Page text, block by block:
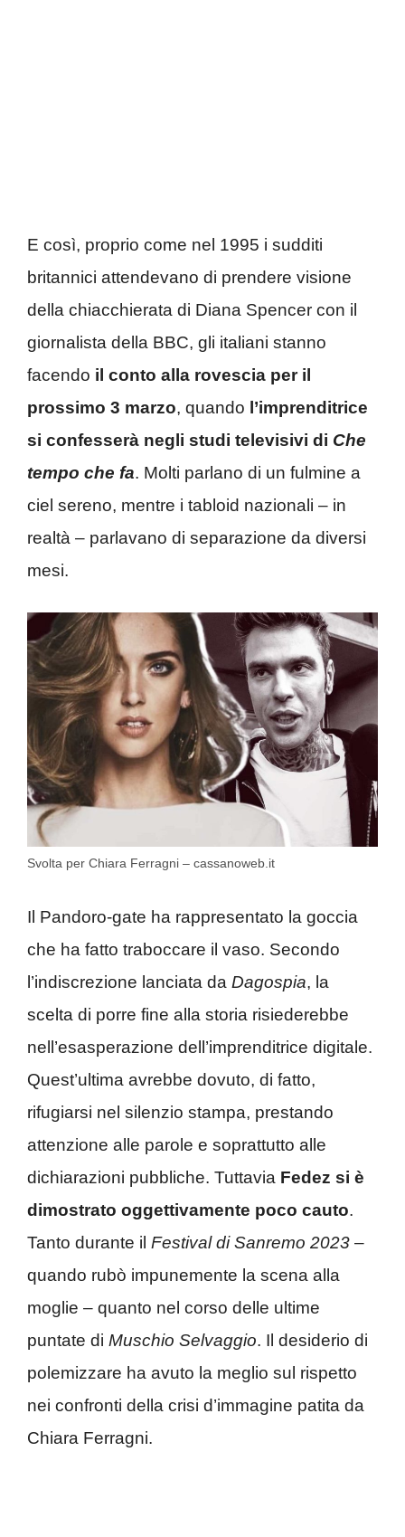
E così, proprio come nel 1995 i sudditi
britannici attendevano di prendere visione
della chiacchierata di Diana Spencer con il
giornalista della BBC, gli italiani stanno
facendo il conto alla rovescia per il
prossimo 3 marzo, quando l’imprenditrice
si confesserà negli studi televisivi di Che
tempo che fa. Molti parlano di un fulmine a
ciel sereno, mentre i tabloid nazionali – in
realtà – parlavano di separazione da diversi
mesi.
Svolta per Chiara Ferragni – cassanoweb.it
Il Pandoro-gate ha rappresentato la goccia
che ha fatto traboccare il vaso. Secondo
l’indiscrezione lanciata da Dagospia, la
scelta di porre fine alla storia risiederebbe
nell’esasperazione dell’imprenditrice digitale.
Quest’ultima avrebbe dovuto, di fatto,
rifugiarsi nel silenzio stampa, prestando
attenzione alle parole e soprattutto alle
dichiarazioni pubbliche. Tuttavia Fedez si è
dimostrato oggettivamente poco cauto.
Tanto durante il Festival di Sanremo 2023 –
quando rubò impunemente la scena alla
moglie – quanto nel corso delle ultime
puntate di Muschio Selvaggio. Il desiderio di
polemizzare ha avuto la meglio sul rispetto
nei confronti della crisi d’immagine patita da
Chiara Ferragni.